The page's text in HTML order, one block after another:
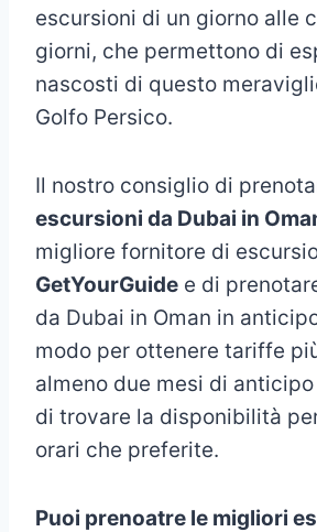
escursioni di un giorno alle
giorni, che permettono di
nascosti di questo
Golfo Persico.
Il nostro consiglio di
escursioni da Dubai in
migliore fornitore di
GetYourGuide e di
da Dubai in Oman in
modo per ottenere tariffe
almeno due mesi di
di trovare la disponibilità
orari che preferite.
Puoi prenoatre le migliori